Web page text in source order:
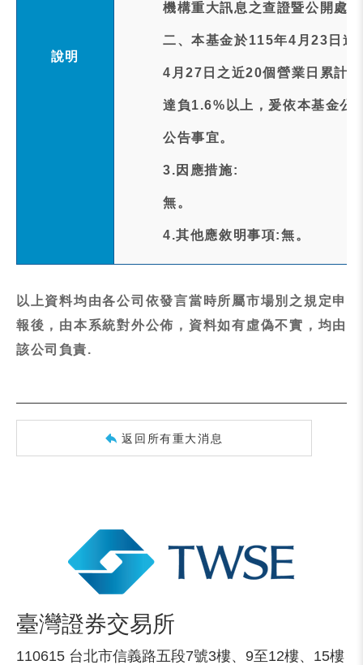
說明
機構重大訊息之查證暨公開處
二、本基金於115年4月23日進
4月27日之近20個營業日累
達負1.6%以上，爰依本基金公
公告事宜。
3.因應措施:
無。
4.其他應敘明事項:無。
以上資料均由各公司依發言當時所屬市場別之規定申
報後，由本系統對外公佈，資料如有虛偽不實，均由
該公司負責.
返回所有重大消息
臺灣證券交易所
110615 台北市信義路五段7號3樓、9至12樓、15樓